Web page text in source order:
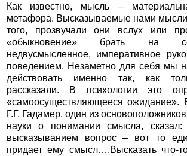
Как известно, мысль –
метафора. Высказываемые нами
того, прозвучали они вслух или
«обыкновение» брать на
недвусмысленное, императивное
поведением. Незаметно для себя мы
действовать именно так, как
рассказали. В психологии это
«самоосуществляющееся ожидание».
Г.Г. Гадамер, один из
науки о понимании смысла,
высказыванием вопрос – вот то
придает ему смысл….Высказать что-